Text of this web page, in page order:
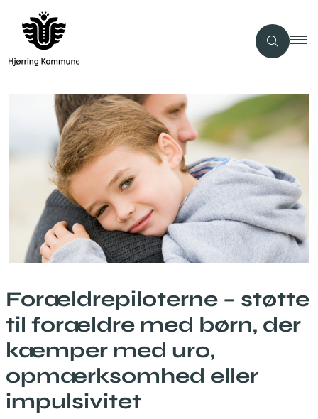
Forældrepiloterne – støtte
til forældre med børn, der
kæmper med uro,
opmærksomhed eller
impulsivitet